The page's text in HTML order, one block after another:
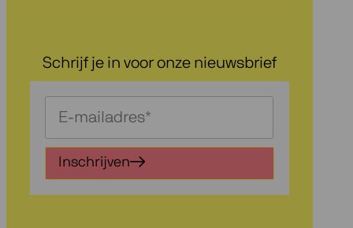
Schrijf je in voor onze nieuwsbrief
Schrijf
je
in
voor
onze
Inschrijven